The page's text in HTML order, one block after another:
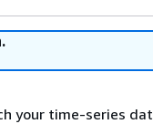
your time-series